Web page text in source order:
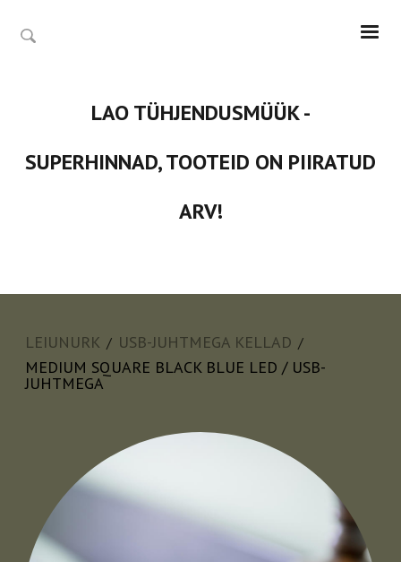
LAO TÜHJENDUSMÜÜK -
SUPERHINNAD, TOOTEID ON PIIRATUD
ARV!
LEIUNURK / USB-JUHTMEGA KELLAD /
MEDIUM SQUARE BLACK BLUE LED / USB-
JUHTMEGA